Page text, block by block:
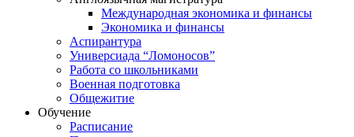
Международная экономика и финансы
Экономика и финансы
Аспирантура
Универсиада “Ломоносов”
Работа со школьниками
Военная подготовка
Общежитие
Обучение
Расписание